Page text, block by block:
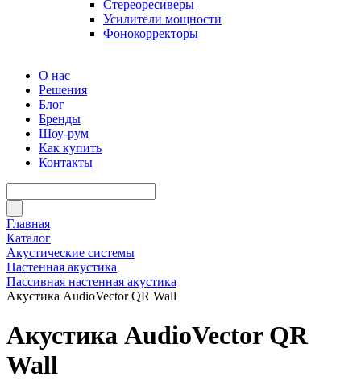
Стереоресиверы
Усилители мощности
Фонокорректоры
О нас
Решения
Блог
Бренды
Шоу-рум
Как купить
Контакты
Главная
Каталог
Акустические системы
Настенная акустика
Пассивная настенная акустика
Акустика AudioVector QR Wall
Акустика AudioVector QR
Wall